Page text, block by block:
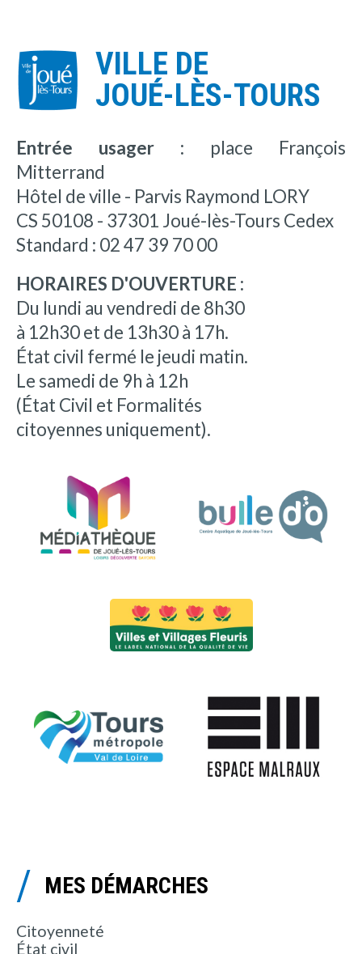
VILLE DE
JOUÉ-LÈS-TOURS
Entrée usager : place François
Mitterrand
Hôtel de ville - Parvis Raymond LORY
CS 50108 - 37301 Joué-lès-Tours Cedex
Standard : 02 47 39 70 00
HORAIRES D'OUVERTURE :
Du lundi au vendredi de 8h30
à 12h30 et de 13h30 à 17h.
État civil fermé le jeudi matin.
Le samedi de 9h à 12h
(État Civil et Formalités
citoyennes uniquement).
MES DÉMARCHES
Citoyenneté
État civil